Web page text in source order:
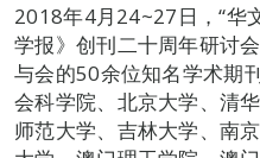
2018年4月24~27日，“华
学报》创刊二十周年研讨
与会的50余位知名学术期
会科学院、北京大学、清
师范大学、吉林大学、南